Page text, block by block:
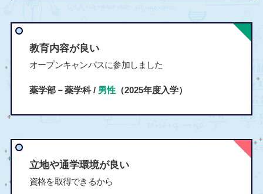
教育内容が良い
オープンキャンパスに参加しました
薬学部－薬学科 / 男性（2025年度入学）
立地や通学環境が良い
資格を取得できるから